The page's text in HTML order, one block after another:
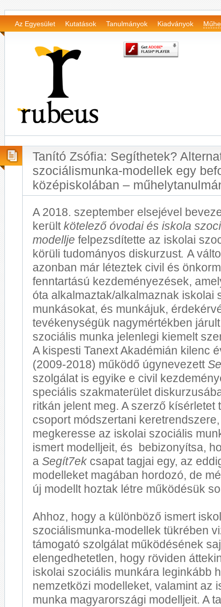
Az Egyesület Kutatások Tanulmányok Kiadványok
Tanító Zsófia: Segíthetek?
szociálismunka-modellek egy
középiskolában –
A 2018. szeptember elsejével
került kötelező óvodai és iskola
modellje felpezsdítette az iskolai
körüli tudományos diskurzust. A
azonban már léteztek civil és
fenntartású kezdeményezések,
óta alkalmaztak/alkalmaznak iskolai
munkásokat, és munkájuk,
tevékenységük nagymértékben
szociális munka jelenlegi kiemelt
A kispesti Tanext Akadémián kilenc
(2009-2018) működő úgynevezett
szolgálat is egyike e civil
speciális szakmaterület
ritkán jelent meg. A szerző kísérletet
csoport módszertani
megkeresse az iskolai szociális
ismert modelljeit, és bebizonyítsa,
a Segít7ek csapat tagjai egy, az
modelleket magában hordozó, de
új modellt hoztak létre működésük
Ahhoz, hogy a különböző ismert
szociálismunka-modellek tükrében
támogató szolgálat működésének
elengedhetetlen, hogy röviden
iskolai szociális munkára leginkább
nemzetközi modelleket, valamint az
munka magyarországi modelljeit. A